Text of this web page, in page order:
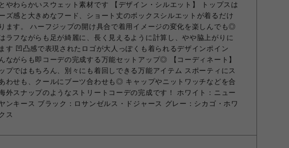
やわらかいスウェット素材です 【デザイン・シルエット】 トップスは
ズ感と大きめなフード、ショート丈のボックスシルエットが着るだけ
ます。 ハーフジップの開け具合で着用イメージの変化を楽しんでも◎
ラフながらも足が綺麗に、長く見えるように計算し、やや脇上がりに
す 凹凸感で表現されたロゴが大人っぽくも着られるデザインポイン
ながらも即コーデの完成する万能セットアップ◎ 【コーディネート】
プではもちろん、別々にも着回しできる万能アイテム スポーティにス
わせも、クールにブーツ合わせも◎ キャップやニットワッチなどを合
外スナップのようなストリートコーデの完成です！ ホワイト：ニュー
ンキース ブラック：ロサンゼルス・ドジャース グレー：シカゴ・ホワ
ス